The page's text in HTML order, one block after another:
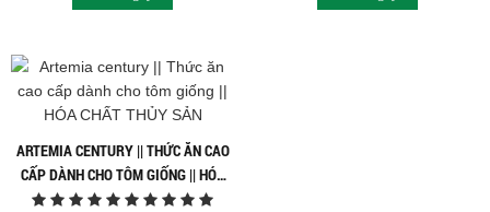
ARTEMIA CENTURY || THỨC ĂN CAO
CẤP DÀNH CHO TÔM GIỐNG || HÓA
CHẤT THỦY SẢN